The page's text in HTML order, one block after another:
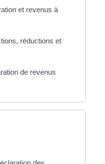
et revenus à
réductions et
de revenus